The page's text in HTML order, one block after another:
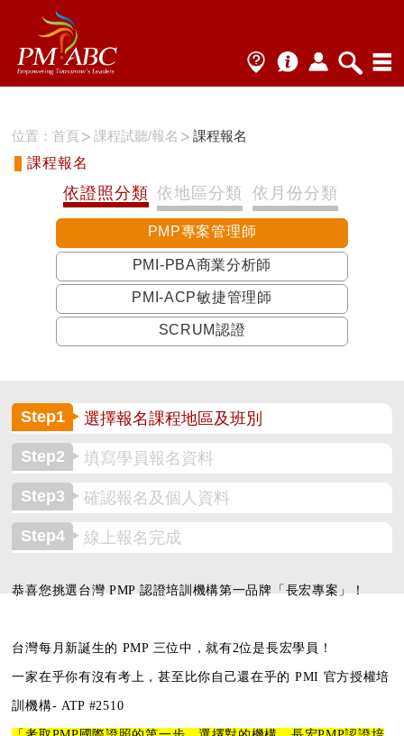
位置：首頁 課程試聽/報名
課程報名
課程報名
依證照分類 依地區分類 依月份分類
PMP專案管理師
PMI-PBA商業分析師
PMI-ACP敏捷管理師
SCRUM認證
Step1 選擇報名課程地區及班別
Step2 填寫學員報名資料
Step3 確認報名及個人資料
Step4 線上報名完成
恭喜您挑選台灣 PMP 認證培訓機構第一品牌「長宏專案」！
台灣每月新誕生的 PMP 三位中，就有2位是長宏學員！
一家在乎你有沒有考上，甚至比你自己還在乎的 PMI 官方授權培
訓機構- ATP #2510